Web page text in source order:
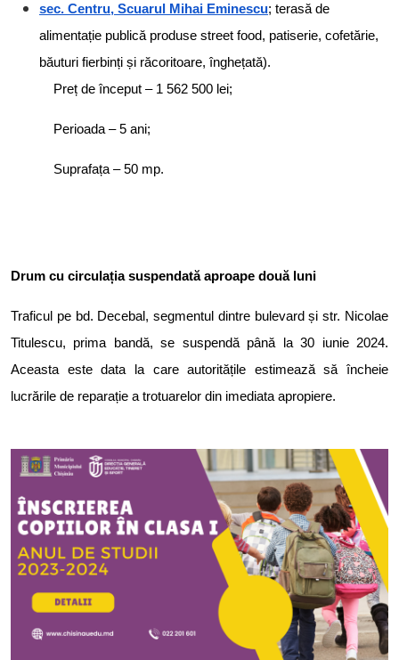
sec. Centru, Scuarul Mihai Eminescu; terasă de
alimentație publică produse street food, patiserie, cofetărie,
băuturi fierbinți și răcoritoare, înghețată).
Preț de început – 1 562 500 lei;
Perioada – 5 ani;
Suprafața – 50 mp.
Drum cu circulația suspendată aproape două luni
Traficul pe bd. Decebal, segmentul dintre bulevard și str. Nicolae
Titulescu, prima bandă, se suspendă până la 30 iunie 2024.
Aceasta este data la care autoritățile estimează să încheie
lucrările de reparație a trotuarelor din imediata apropiere.